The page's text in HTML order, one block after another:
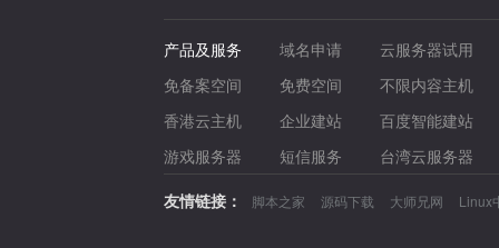
产品及服务 域名申请
云服务器试用
免备案空间
免费空间
不限内容主机
香港云主机
企业建站
百度智能建站
游戏服务器
短信服务
台湾云服务器
友情链接：
脚本之家 源码下载 大师兄网 Linux